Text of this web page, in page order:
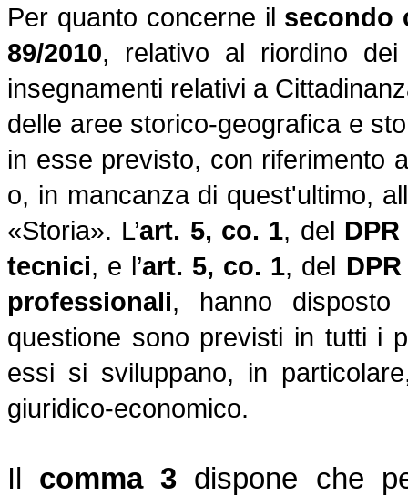
Per quanto concerne il secondo
89/2010, relativo al riordino
insegnamenti relativi a
delle aree storico-geografica e
in esse previsto, con riferimento
o, in mancanza di quest'ultimo,
«Storia». L’art. 5, co. 1, del
tecnici, e l’art. 5, co. 1, del
professionali, hanno
questione sono previsti in tutti i
essi si sviluppano, in
giuridico-economico.
Il comma 3 dispone che